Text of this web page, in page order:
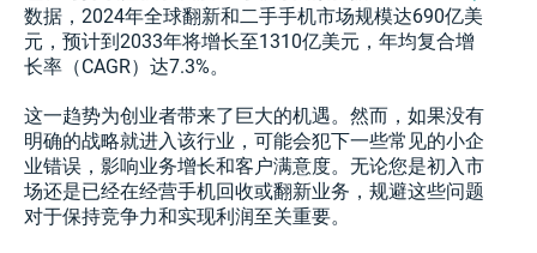
数据，2024年全球翻新和二手手机市场规模达690亿美
元，预计到2033年将增长至1310亿美元，年均复合增
长率（CAGR）达7.3%。
这一趋势为创业者带来了巨大的机遇。然而，如果没有
明确的战略就进入该行业，可能会犯下一些常见的小企
业错误，影响业务增长和客户满意度。无论您是初入市
场还是已经在经营手机回收或翻新业务，规避这些问题
对于保持竞争力和实现利润至关重要。